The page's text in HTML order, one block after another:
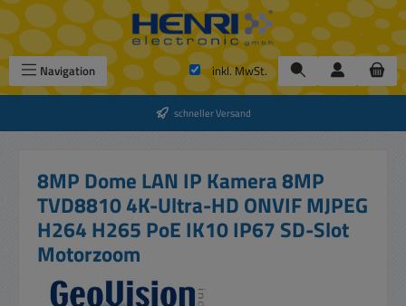
Zum Hauptinhalt springen
Navigation inkl. MwSt.
schneller Versand
8MP Dome LAN IP Kamera 8MP
TVD8810 4K-Ultra-HD ONVIF MJPEG
H264 H265 PoE IK10 IP67 SD-Slot
Motorzoom